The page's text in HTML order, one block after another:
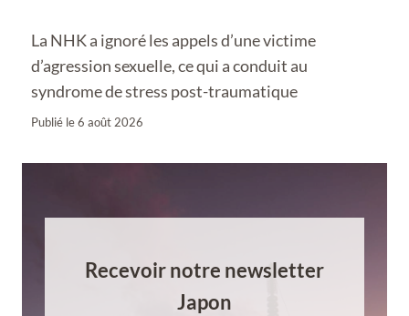
La NHK a ignoré les appels d’une victime
d’agression sexuelle, ce qui a conduit au
syndrome de stress post-traumatique
Publié le6 août 2026
Recevoir notre newsletter
Japon